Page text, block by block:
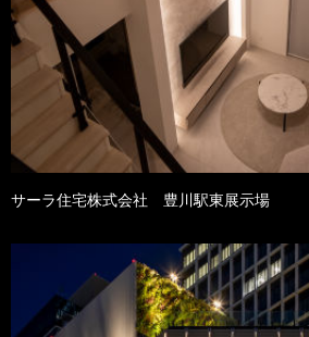
サーラ住宅株式会社 豊川駅東展示場